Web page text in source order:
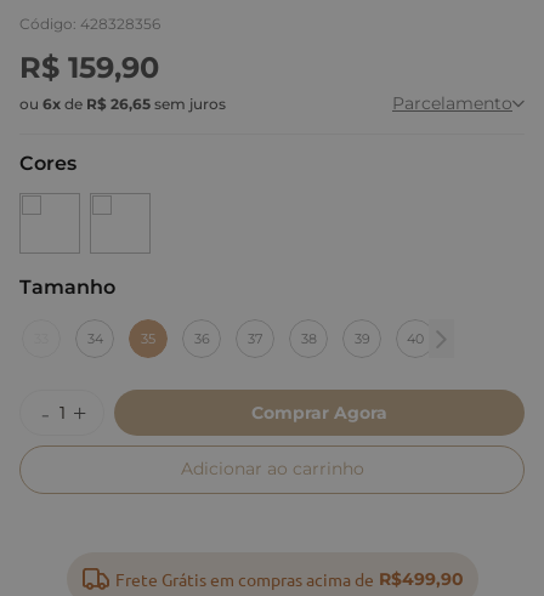
Código: 428328356
R$ 159,90
ou 6x de R$ 26,65 sem juros Parcelamento
Cores
Tamanho
34 35 36 37 38 39 40
Comprar Agora
Adicionar ao carrinho
Frete Grátis em compras acima de R$499,90